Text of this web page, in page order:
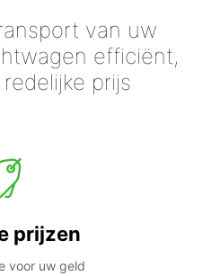
van uw
efficiënt,
prijs
prijzen
voor uw geld